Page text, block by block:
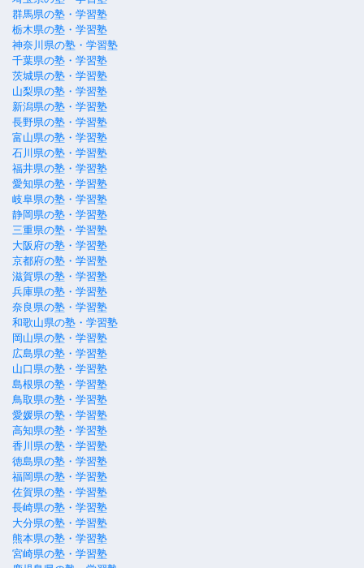
群馬県の塾・学習塾
栃木県の塾・学習塾
神奈川県の塾・学習塾
千葉県の塾・学習塾
茨城県の塾・学習塾
山梨県の塾・学習塾
新潟県の塾・学習塾
長野県の塾・学習塾
富山県の塾・学習塾
石川県の塾・学習塾
福井県の塾・学習塾
愛知県の塾・学習塾
岐阜県の塾・学習塾
静岡県の塾・学習塾
三重県の塾・学習塾
大阪府の塾・学習塾
京都府の塾・学習塾
滋賀県の塾・学習塾
兵庫県の塾・学習塾
奈良県の塾・学習塾
和歌山県の塾・学習塾
岡山県の塾・学習塾
広島県の塾・学習塾
山口県の塾・学習塾
島根県の塾・学習塾
鳥取県の塾・学習塾
愛媛県の塾・学習塾
高知県の塾・学習塾
香川県の塾・学習塾
徳島県の塾・学習塾
福岡県の塾・学習塾
佐賀県の塾・学習塾
長崎県の塾・学習塾
大分県の塾・学習塾
熊本県の塾・学習塾
宮崎県の塾・学習塾